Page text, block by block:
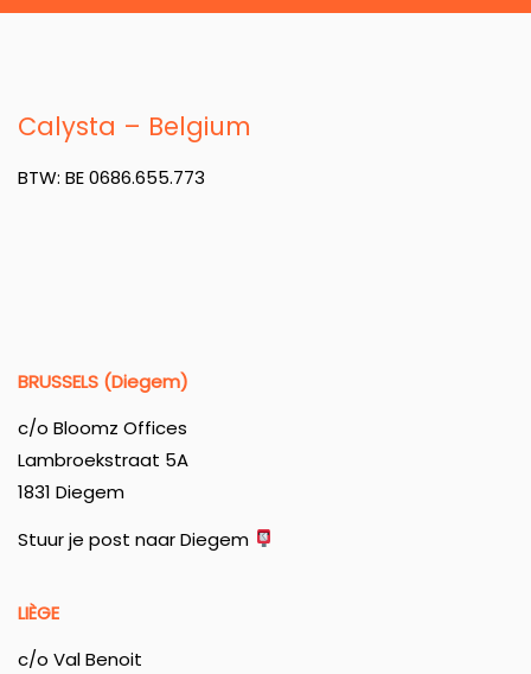
Calysta – Belgium
BTW: BE 0686.655.773
BRUSSELS (Diegem)
c/o Bloomz Offices
Lambroekstraat 5A
1831 Diegem
Stuur je post naar Diegem
LIÈGE
c/o Val Benoit